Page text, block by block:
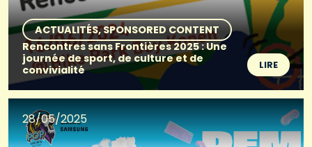
ACTUALITÉS SPONSORED CONTENT
Rencontres sans Frontières 2025 : Une
journée de sport, de culture et de
convivialité
LIRE
28/05/2025